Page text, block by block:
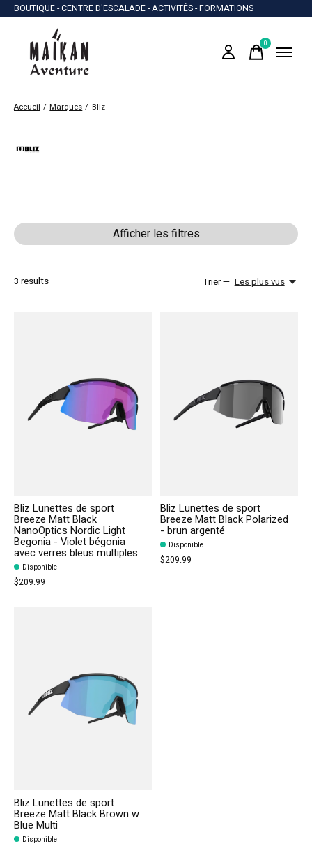
BOUTIQUE - CENTRE D'ESCALADE - ACTIVITÉS - FORMATIONS
0items
Accueil / Marques / Bliz
Bliz
Afficher les filtres
3 results Trier — Les plus vus
Bliz Lunettes de sport
Breeze Matt Black
NanoOptics Nordic Light
Begonia - Violet bégonia
avec verres bleus multiples
Disponible
$209.99
Bliz Lunettes de sport
Breeze Matt Black Polarized
- brun argenté
Disponible
$209.99
Bliz Lunettes de sport
Breeze Matt Black Brown w
Blue Multi
Disponible